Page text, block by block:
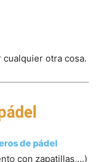
cualquier otra cosa.
de pádel
con zapatillas,…)